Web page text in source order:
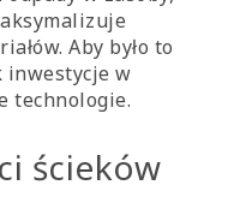
Aby było to
inwestycje w
technologie.
ścieków